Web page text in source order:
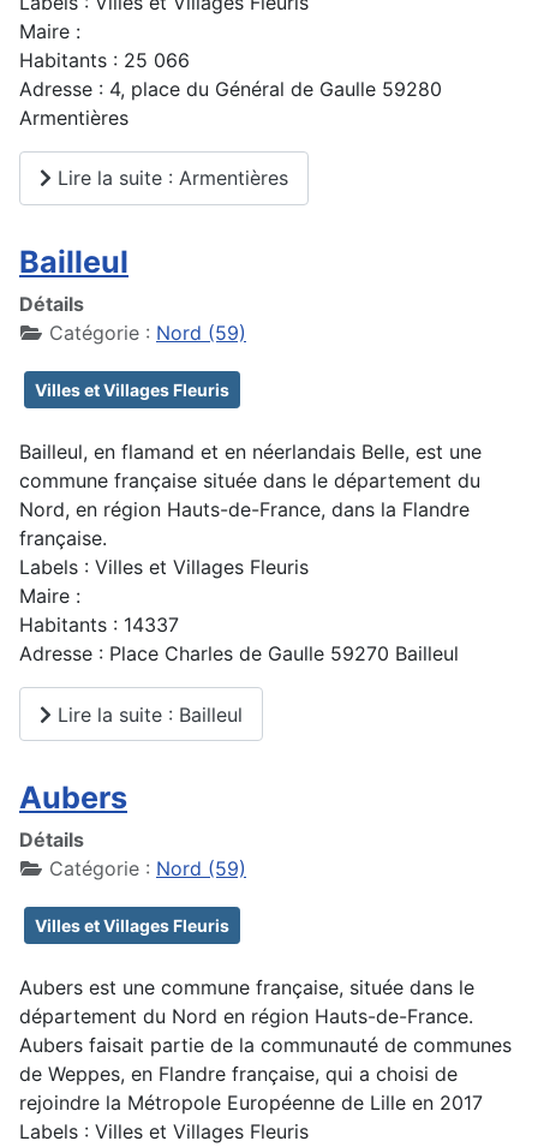
Maire :
Habitants : 25 066
Adresse : 4, place du Général de Gaulle 59280
Armentières
Lire la suite : Armentières
Bailleul
Détails
Catégorie : Nord (59)
Villes et Villages Fleuris
Bailleul, en flamand et en néerlandais Belle, est une
commune française située dans le département du
Nord, en région Hauts-de-France, dans la Flandre
française.
Labels : Villes et Villages Fleuris
Maire :
Habitants : 14337
Adresse : Place Charles de Gaulle 59270 Bailleul
Lire la suite : Bailleul
Aubers
Détails
Catégorie : Nord (59)
Villes et Villages Fleuris
Aubers est une commune française, située dans le
département du Nord en région Hauts-de-France.
Aubers faisait partie de la communauté de communes
de Weppes, en Flandre française, qui a choisi de
rejoindre la Métropole Européenne de Lille en 2017
Labels : Villes et Villages Fleuris